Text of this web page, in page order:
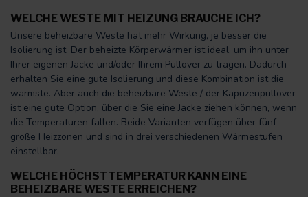
WELCHE WESTE MIT HEIZUNG BRAUCHE ICH?
Unsere beheizbare Weste hat mehr Wirkung, je besser die
Isolierung ist. Der beheizte Körperwärmer ist ideal, um ihn unter
Ihrer eigenen Jacke und/oder Ihrem Pullover zu tragen. Dadurch
erhalten Sie eine gute Isolierung und diese Kombination ist die
wärmste. Aber auch die beheizbare Weste / der Kapuzenpullover
ist eine gute Option, über die Sie eine Jacke ziehen können, wenn
die Temperaturen fallen. Beide Varianten verfügen über fünf
große Heizzonen und sind in drei verschiedenen Wärmestufen
einstellbar.
WELCHE HÖCHSTTEMPERATUR KANN EINE
BEHEIZBARE WESTE ERREICHEN?